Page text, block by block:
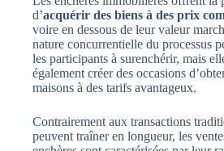
d’acquérir des biens à des prix
voire en dessous de leur valeur
nature concurrentielle du processus
les participants à surenchérir, mais
également créer des occasions
maisons à des tarifs avantageux.
Contrairement aux transactions
peuvent traîner en longueur, les